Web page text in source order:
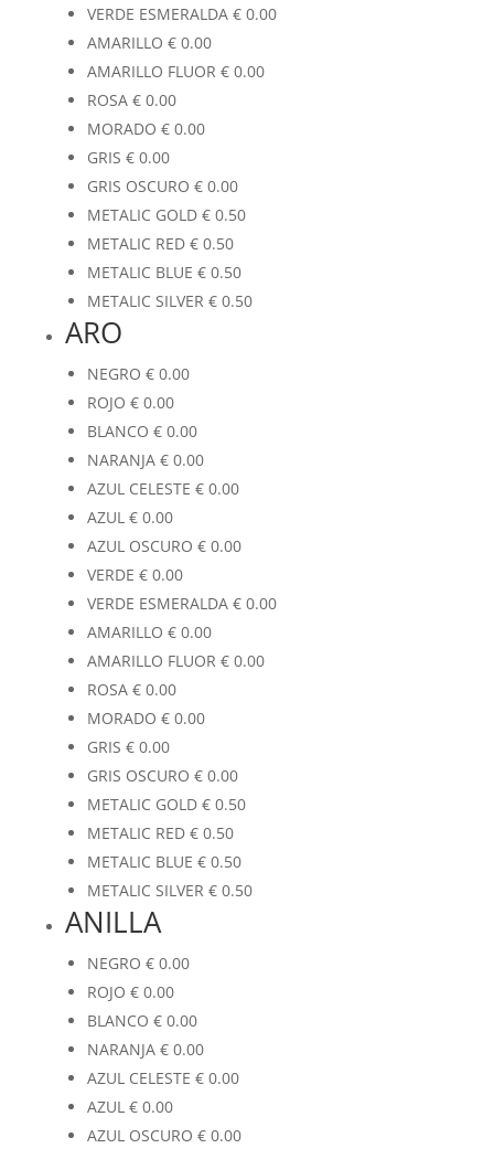
VERDE ESMERALDA €0.00
AMARILLO €0.00
AMARILLO FLUOR €0.00
ROSA €0.00
MORADO €0.00
GRIS €0.00
GRIS OSCURO €0.00
METALIC GOLD €0.50
METALIC RED €0.50
METALIC BLUE €0.50
METALIC SILVER €0.50
ARO
NEGRO €0.00
ROJO €0.00
BLANCO €0.00
NARANJA €0.00
AZUL CELESTE €0.00
AZUL €0.00
AZUL OSCURO €0.00
VERDE €0.00
VERDE ESMERALDA €0.00
AMARILLO €0.00
AMARILLO FLUOR €0.00
ROSA €0.00
MORADO €0.00
GRIS €0.00
GRIS OSCURO €0.00
METALIC GOLD €0.50
METALIC RED €0.50
METALIC BLUE €0.50
METALIC SILVER €0.50
ANILLA
NEGRO €0.00
ROJO €0.00
BLANCO €0.00
NARANJA €0.00
AZUL CELESTE €0.00
AZUL €0.00
AZUL OSCURO €0.00